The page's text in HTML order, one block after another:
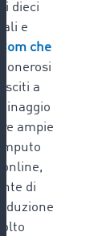
dieci
e
che
onerosi
a
ampie
di